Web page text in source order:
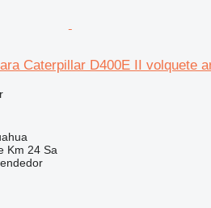
Caterpillar D400E II volquete
Km 24 Sa